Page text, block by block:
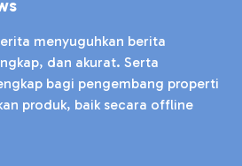
menyuguhkan berita
dan akurat. Serta
bagi pengembang properti
produk, baik secara offline